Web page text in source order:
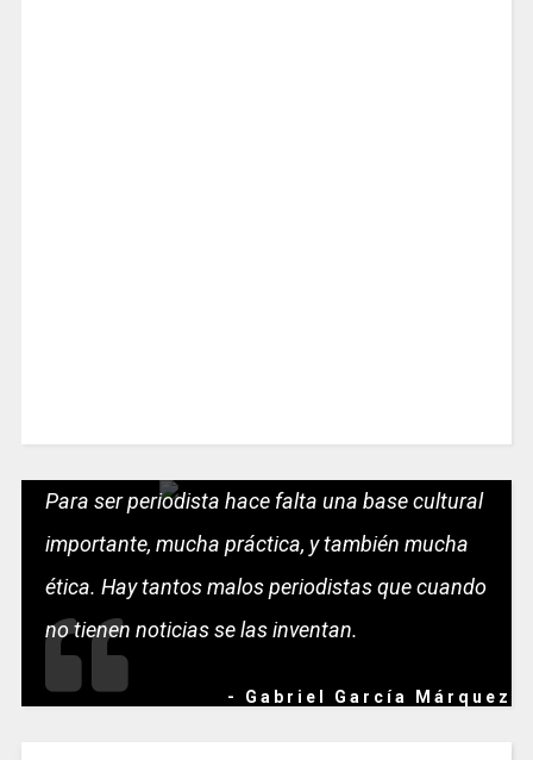
Para ser periodista hace falta una base cultural
importante, mucha práctica, y también mucha
ética. Hay tantos malos periodistas que cuando
no tienen noticias se las inventan.
- Gabriel García Márquez